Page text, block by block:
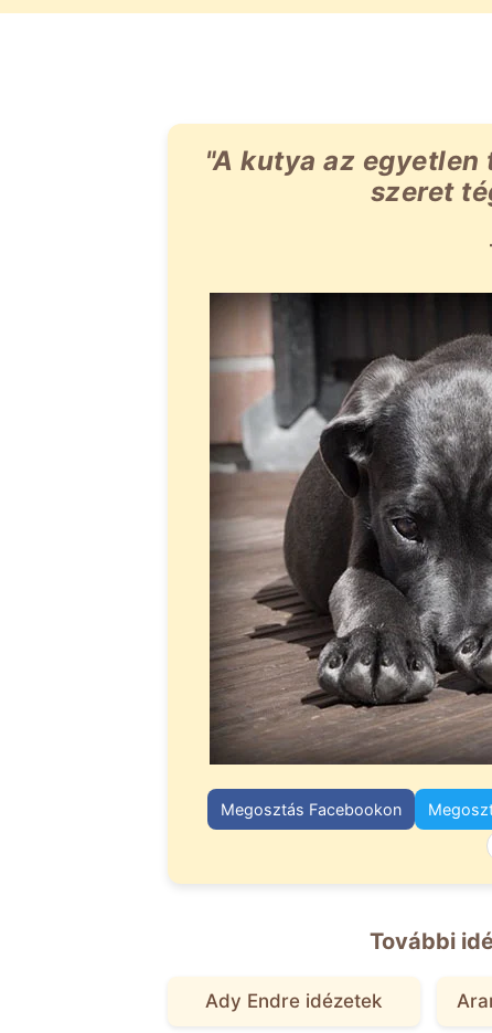
"A kutya az
szeret
Megosztás Facebookon
További
Ady Endre idézetek